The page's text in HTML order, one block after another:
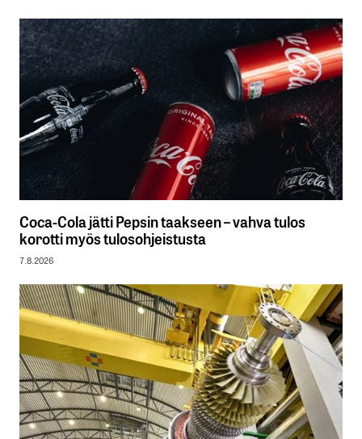
Coca-Cola jätti Pepsin taakseen – vahva tulos
korotti myös tulosohjeistusta
7.8.2026